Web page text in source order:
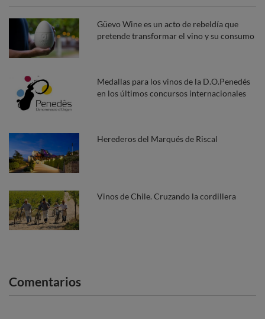
Güevo Wine es un acto de rebeldía que
pretende transformar el vino y su consumo
Medallas para los vinos de la D.O.Penedés
en los últimos concursos internacionales
Herederos del Marqués de Riscal
Vinos de Chile. Cruzando la cordillera
Comentarios